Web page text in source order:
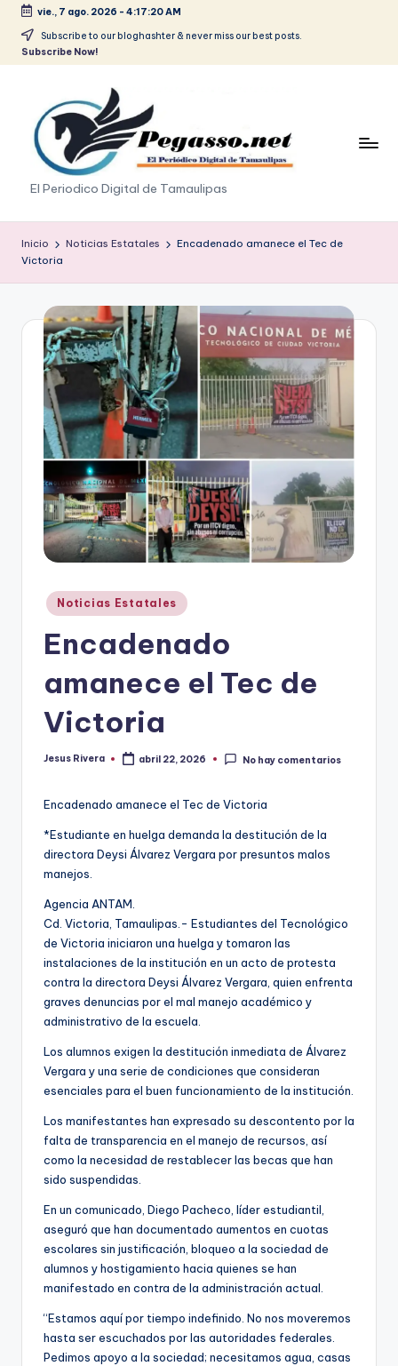
Saltar
vie., 7 ago. 2026 - 4:17:20 AM
Subscribe to our bloghashter & never miss our best posts.
Subscribe Now!
p
e
g
a
o
El Periodico Digital de Tamaulipas
Inicio Noticias Estatales
Encadenado amanece el Tec de
Victoria
Publicado
en
Noticias Estatales
Encadenado
amanece el Tec de
Victoria
Publicado
Jesus Rivera abril 22, 2026 No hay comentarios
Encadenado amanece el Tec de Victoria
*Estudiante en huelga demanda la destitución de la
directora Deysi Álvarez Vergara por presuntos malos
manejos.
Agencia ANTAM.
Cd. Victoria, Tamaulipas.- Estudiantes del Tecnológico
de Victoria iniciaron una huelga y tomaron las
instalaciones de la institución en un acto de protesta
contra la directora Deysi Álvarez Vergara, quien enfrenta
graves denuncias por el mal manejo académico y
administrativo de la escuela.
Los alumnos exigen la destitución inmediata de Álvarez
Vergara y una serie de condiciones que consideran
esenciales para el buen funcionamiento de la institución.
Los manifestantes han expresado su descontento por la
falta de transparencia en el manejo de recursos, así
como la necesidad de restablecer las becas que han
sido suspendidas.
En un comunicado, Diego Pacheco, líder estudiantil,
aseguró que han documentado aumentos en cuotas
escolares sin justificación, bloqueo a la sociedad de
alumnos y hostigamiento hacia quienes se han
manifestado en contra de la administración actual.
“Estamos aquí por tiempo indefinido. No nos moveremos
hasta ser escuchados por las autoridades federales.
Pedimos apoyo a la sociedad; necesitamos agua, casas